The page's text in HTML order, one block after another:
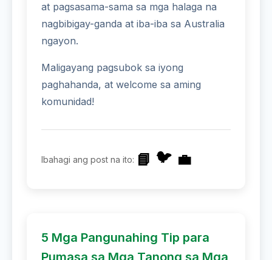
at pagsasama-sama sa mga halaga na
nagbibigay-ganda at iba-iba sa Australia
ngayon.
Maligayang pagsubok sa iyong
paghahanda, at welcome sa aming
komunidad!
Ibahagi ang post na ito: 📘 🐦 💼
5 Mga Pangunahing Tip para
Pumasa sa Mga Tanong sa Mga